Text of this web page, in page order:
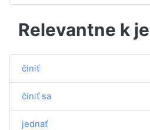
Relevantne k
činiť
činiť sa
jednať